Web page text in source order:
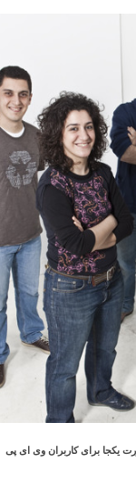
یکجا برای کاربران وی ای پی